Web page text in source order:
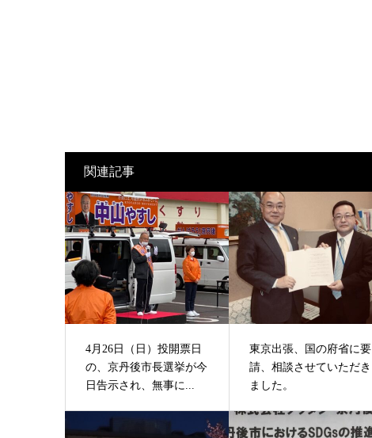
関連記事
4月26日（日）投開票日
の、京丹後市長選挙が今
日告示され、無事に...
東京出張、国の府省に要
請、相談させていただき
ました。